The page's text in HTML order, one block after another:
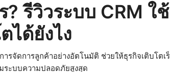
? รีวิวระบบ CRM ใ
ได้ยังไง
ารจัดการลูกค้าอย่างอัตโนมัติ ช่วยให้ธุรกิจเติบโต
ระบบความปลอดภัยสูงสุด